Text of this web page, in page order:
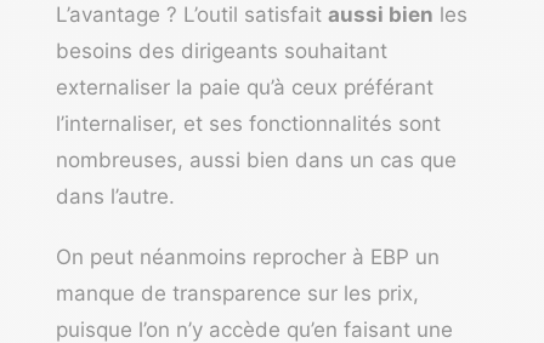
L’avantage ? L’outil satisfait aussi bien les
besoins des dirigeants souhaitant
externaliser la paie qu’à ceux préférant
l’internaliser, et ses fonctionnalités sont
nombreuses, aussi bien dans un cas que
dans l’autre.
On peut néanmoins reprocher à EBP un
manque de transparence sur les prix,
puisque l’on n’y accède qu’en faisant une